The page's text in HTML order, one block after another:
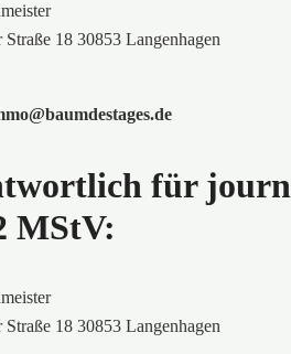
Straße 18 30853 Langenhagen
für
MStV:
Straße 18 30853 Langenhagen